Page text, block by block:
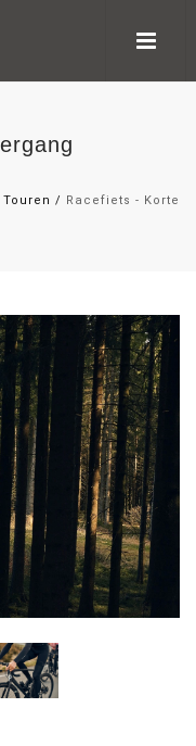
/ Racefiets - Korte